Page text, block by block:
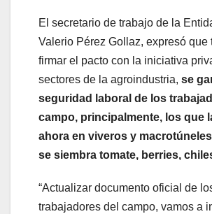
El secretario de trabajo de la
Valerio Pérez Gollaz, expresó que
firmar el pacto con la iniciativa
sectores de la agroindustria, se
seguridad laboral de los
campo, principalmente, los que
ahora en viveros y
se siembra tomate, berries,
“Actualizar documento oficial de
trabajadores del campo, vamos a